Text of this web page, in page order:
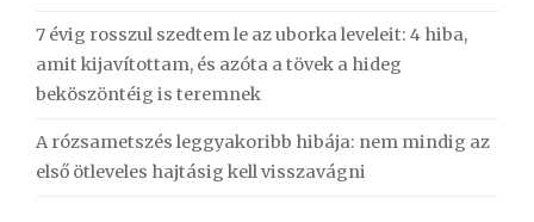
7 évig rosszul szedtem le az uborka leveleit: 4 hiba,
amit kijavítottam, és azóta a tövek a hideg
beköszöntéig is teremnek
A rózsametszés leggyakoribb hibája: nem mindig az
első ötleveles hajtásig kell visszavágni